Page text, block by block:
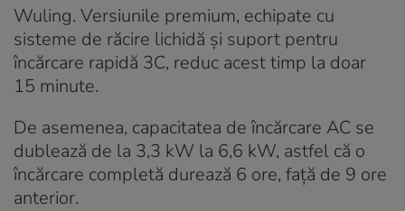
Wuling. Versiunile premium, echipate cu
sisteme de răcire lichidă și suport pentru
încărcare rapidă 3C, reduc acest timp la doar
15 minute.
De asemenea, capacitatea de încărcare AC se
dublează de la 3,3 kW la 6,6 kW, astfel că o
încărcare completă durează 6 ore, față de 9 ore
anterior.